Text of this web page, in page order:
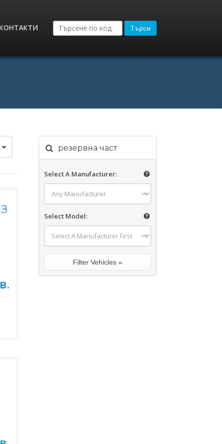
Търси
резервна част
Select A Manufacturer:
Select Model: